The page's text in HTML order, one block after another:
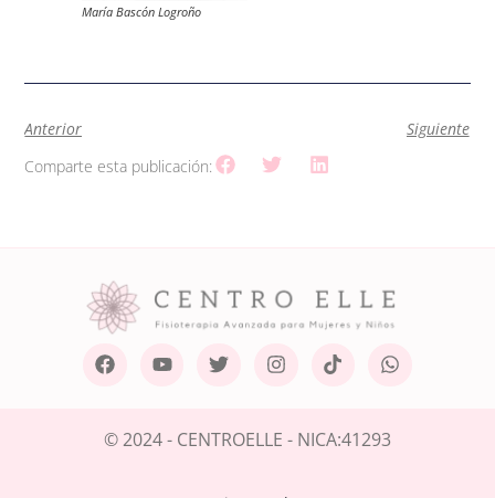
María Bascón Logroño
Anterior
Siguiente
Comparte esta publicación:
© 2024 - CENTROELLE - NICA:41293